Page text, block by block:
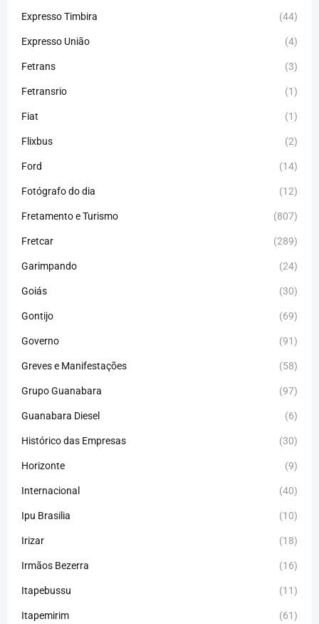
Expresso Timbira (44)
Expresso União (4)
Fetrans (3)
Fetransrio (1)
Fiat (1)
Flixbus (2)
Ford (14)
Fotógrafo do dia (12)
Fretamento e Turismo (807)
Fretcar (289)
Garimpando (24)
Goiás (30)
Gontijo (69)
Governo (91)
Greves e Manifestações (58)
Grupo Guanabara (97)
Guanabara Diesel (6)
Histórico das Empresas (30)
Horizonte (9)
Internacional (40)
Ipu Brasilia (10)
Irizar (18)
Irmãos Bezerra (16)
Itapebussu (11)
Itapemirim (61)